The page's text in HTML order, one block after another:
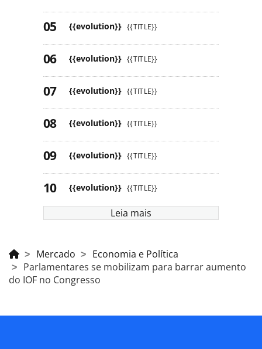
{{evolution}} {{TITLE}}
{{evolution}} {{TITLE}}
{{evolution}} {{TITLE}}
{{evolution}} {{TITLE}}
{{evolution}} {{TITLE}}
{{evolution}} {{TITLE}}
Leia mais
Mercado
Economia e Política
Parlamentares se mobilizam para barrar aumento
do IOF no Congresso